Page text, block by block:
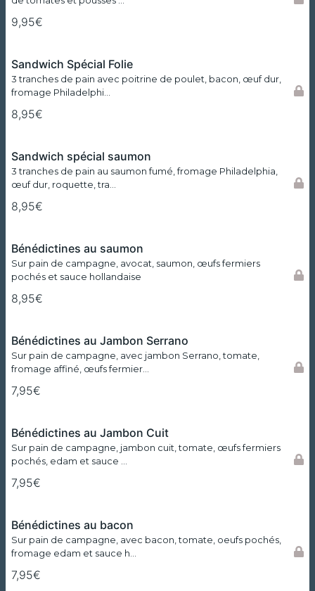
9,95€
Sandwich Spécial Folie
3 tranches de pain avec poitrine de poulet, bacon, œuf dur,
fromage Philadelphi…
8,95€
Sandwich spécial saumon
3 tranches de pain au saumon fumé, fromage Philadelphia,
œuf dur, roquette, tra…
8,95€
Bénédictines au saumon
Sur pain de campagne, avocat, saumon, œufs fermiers
pochés et sauce hollandaise
8,95€
Bénédictines au Jambon Serrano
Sur pain de campagne, avec jambon Serrano, tomate,
fromage affiné, œufs fermier…
7,95€
Bénédictines au Jambon Cuit
Sur pain de campagne, jambon cuit, tomate, œufs fermiers
pochés, edam et sauce …
7,95€
Bénédictines au bacon
Sur pain de campagne, avec bacon, tomate, oeufs pochés,
fromage edam et sauce h…
7,95€